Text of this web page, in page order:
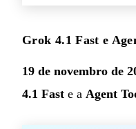
Grok 4.1 Fast e
19 de novembro de
4.1 Fast e a Agent